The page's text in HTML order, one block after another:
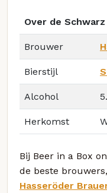
Over de Schwarz
Brouwer
Bierstijl
Alcohol
Herkomst
Bij Beer in a Box
de beste
Hasseröder